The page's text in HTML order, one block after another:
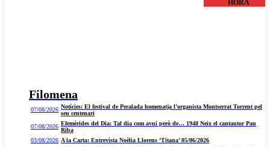
Filomena
HORA
07/08/2026 Notícies: El festival de Peralada homenatja l’organista Montserrat Torrent pel
seu centenari
07/08/2026 Efemèrides del Dia: Tal dia com avui però de… 1948 Neix el cantautor Pau
Riba
03/08/2026 A la Carta: Entrevista Noèlia Llorens ‘Titana’ 05/06/2026